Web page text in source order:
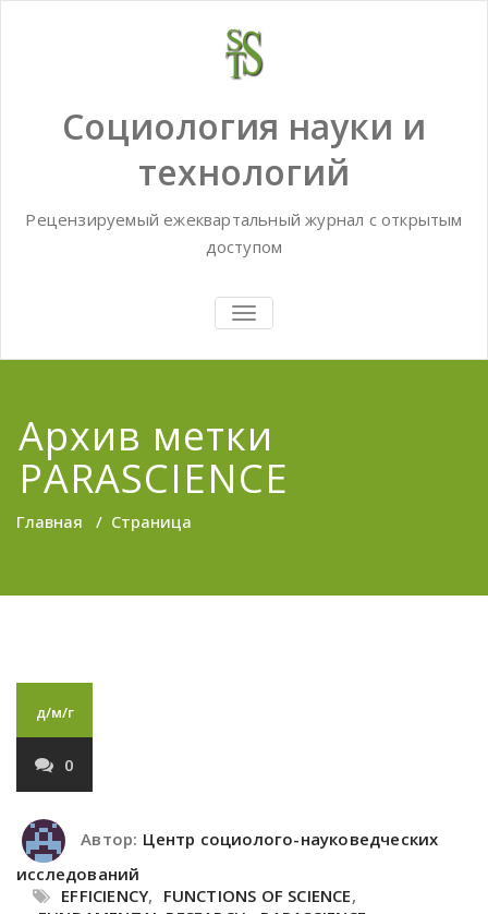
Социология науки и
технологий
Рецензируемый ежеквартальный журнал с открытым
доступом
TOGGLE
NAVIGATION
Архив метки
PARASCIENCE
Главная / Страница
д/м/г
0
Автор: Центр социолого-науковедческих
исследований
EFFICIENCY, FUNCTIONS OF SCIENCE,